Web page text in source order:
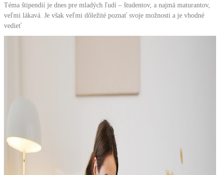
Téma štipendií je dnes pre mladých ľudí – študentov, a najmä maturantov,
veľmi lákavá. Je však veľmi dôležité poznať svoje možnosti a je vhodné
vedieť